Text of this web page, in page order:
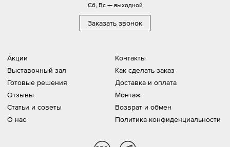
Акции
Выставочный зал
Готовые решения
Отзывы
Статьи и советы
О нас
Контакты
Как сделать заказ
Доставка и оплата
Монтаж
Возврат и обмен
Политика конфиденциальности
Сб, Вс — выходной
Заказать звонок